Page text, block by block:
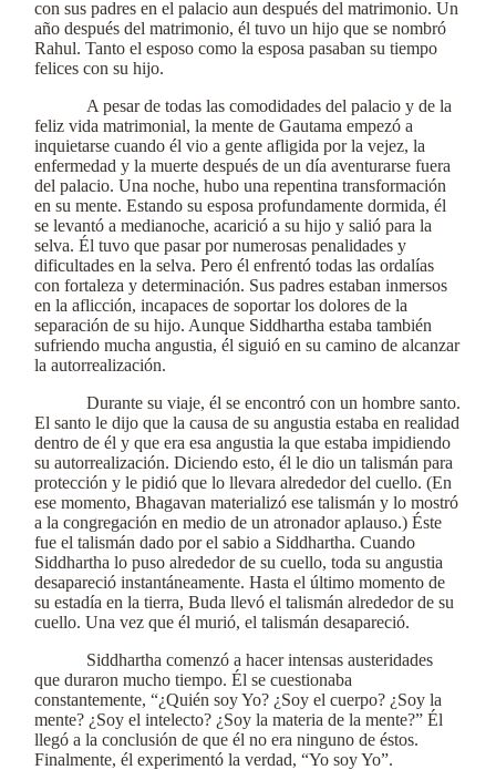
con sus padres en el palacio aun después del matrimonio. Un
año después del matrimonio, él tuvo un hijo que se nombró
Rahul. Tanto el esposo como la esposa pasaban su tiempo
felices con su hijo.
A pesar de todas las comodidades del palacio y de la
feliz vida matrimonial, la mente de Gautama empezó a
inquietarse cuando él vio a gente afligida por la vejez, la
enfermedad y la muerte después de un día aventurarse fuera
del palacio. Una noche, hubo una repentina transformación
en su mente. Estando su esposa profundamente dormida, él
se levantó a medianoche, acarició a su hijo y salió para la
selva. Él tuvo que pasar por numerosas penalidades y
dificultades en la selva. Pero él enfrentó todas las ordalías
con fortaleza y determinación. Sus padres estaban inmersos
en la aflicción, incapaces de soportar los dolores de la
separación de su hijo. Aunque Siddhartha estaba también
sufriendo mucha angustia, él siguió en su camino de alcanzar
la autorrealización.
Durante su viaje, él se encontró con un hombre santo.
El santo le dijo que la causa de su angustia estaba en realidad
dentro de él y que era esa angustia la que estaba impidiendo
su autorrealización. Diciendo esto, él le dio un talismán para
protección y le pidió que lo llevara alrededor del cuello. (En
ese momento, Bhagavan materializó ese talismán y lo mostró
a la congregación en medio de un atronador aplauso.) Éste
fue el talismán dado por el sabio a Siddhartha. Cuando
Siddhartha lo puso alrededor de su cuello, toda su angustia
desapareció instantáneamente. Hasta el último momento de
su estadía en la tierra, Buda llevó el talismán alrededor de su
cuello. Una vez que él murió, el talismán desapareció.
Siddhartha comenzó a hacer intensas austeridades
que duraron mucho tiempo. Él se cuestionaba
constantemente, “¿Quién soy Yo? ¿Soy el cuerpo? ¿Soy la
mente? ¿Soy el intelecto? ¿Soy la materia de la mente?” Él
llegó a la conclusión de que él no era ninguno de éstos.
Finalmente, él experimentó la verdad, “Yo soy Yo”.